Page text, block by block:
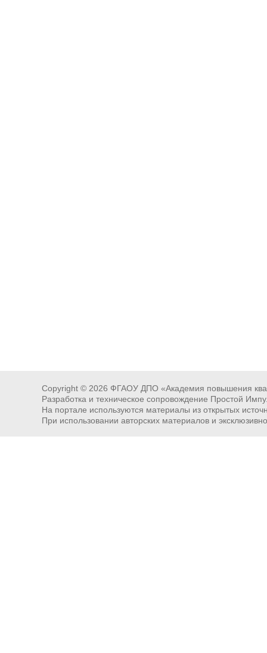
Copyright © 2026 ФГАОУ ДПО «Академия повышения
Разработка и техническое сопровождение Простой
На портале используются материалы из открытых
При использовании авторских материалов и